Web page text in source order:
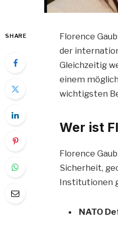
SHARE
Florence
der
Gleichzeitig
einem
wichtigsten
Wer ist
Florence
Sicherheit,
Institutionen
NATO